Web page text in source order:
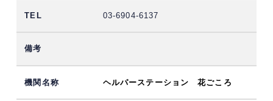
03-6904-6137
ヘルパーステーション 花ごころ